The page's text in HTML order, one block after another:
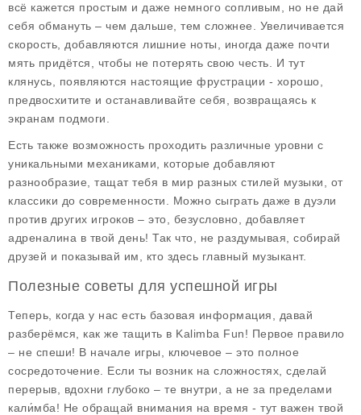
всё кажется простым и даже немного сопливым, но не дай
себя обмануть – чем дальше, тем сложнее. Увеличивается
скорость, добавляются лишние ноты, иногда даже почти
мять придётся, чтобы не потерять свою честь. И тут
клянусь, появляются настоящие фрустрации - хорошо,
предвосхитите и останавливайте себя, возвращаясь к
экранам подмоги.
Есть также возможность проходить различные уровни с
уникальными механиками, которые добавляют
разнообразие, тащат тебя в мир разных стилей музыки, от
классики до современности. Можно сыграть даже в дуэли
против других игроков – это, безусловно, добавляет
адреналина в твой день! Так что, не раздумывая, собирай
друзей и показывай им, кто здесь главный музыкант.
Полезные советы для успешной игры
Теперь, когда у нас есть базовая информация, давай
разберёмся, как же тащить в Kalimba Fun! Первое правило
– не спеши! В начале игры, ключевое – это полное
сосредоточение. Если ты возник на сложностях, сделай
перерыв, вдохни глубоко – те внутри, а не за пределами
кали́мба! Не обращай внимания на время - тут важен твой